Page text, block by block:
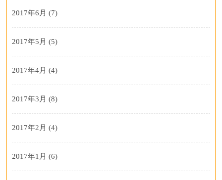
2017年6月 (7)
2017年5月 (5)
2017年4月 (4)
2017年3月 (8)
2017年2月 (4)
2017年1月 (6)